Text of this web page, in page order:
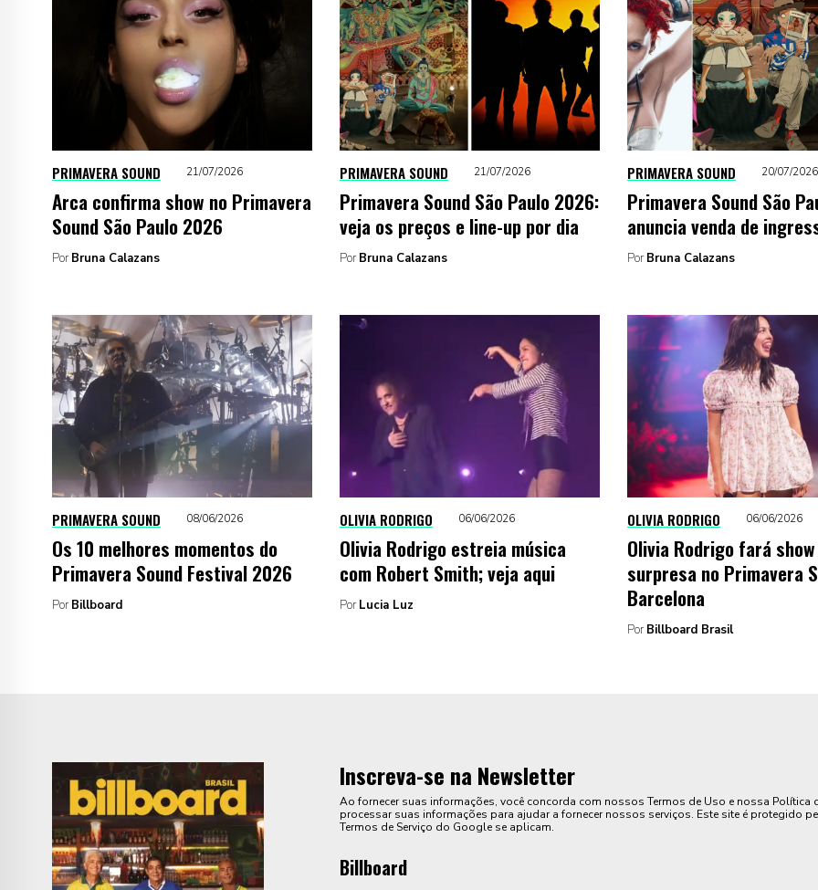
PRIMAVERA SOUND 21/07/2026
Arca confirma show no Primavera
Sound São Paulo 2026
Por Bruna Calazans
PRIMAVERA SOUND 21/07/2026
Primavera Sound São Paulo 2026:
veja os preços e line-up por dia
Por Bruna Calazans
PRIMAVERA SOUND 20/07/2026
Primavera Sound São
anuncia venda de
Por Bruna Calazans
PRIMAVERA SOUND 08/06/2026
Os 10 melhores momentos do
Primavera Sound Festival 2026
Por Billboard
OLIVIA RODRIGO 06/06/2026
Olivia Rodrigo estreia música
com Robert Smith; veja aqui
Por Lucia Luz
OLIVIA RODRIGO 06/06/2026
Olivia Rodrigo fará show
surpresa no Primavera
Barcelona
Por Billboard Brasil
Inscreva-se na Newsletter
Ao fornecer suas informações, você concorda com nossos Termos de Uso e nossa
processar suas informações para ajudar a fornecer nossos serviços. Este site é protegido
Termos de Serviço do Google se aplicam.
Billboard